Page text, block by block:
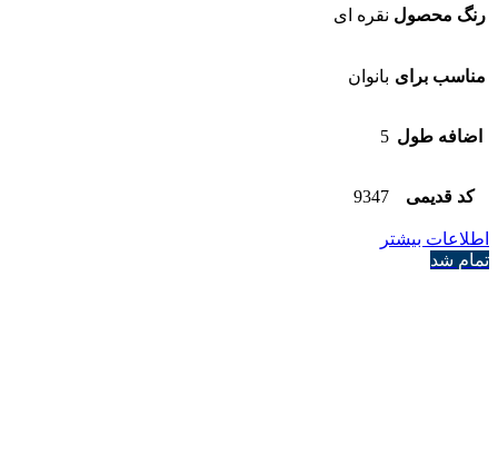
رنگ محصول نقره ای
مناسب برای بانوان
اضافه طول 5
کد قدیمی 9347
اطلاعات بیشتر
تمام شد